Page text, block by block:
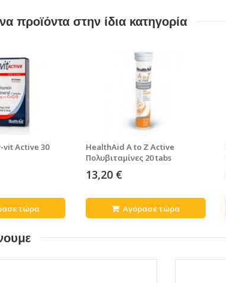
προϊόντα στην ίδια κατηγορία
vit Active 30
τώρα
HealthAid A to Z Active
Πολυβιταμίνες 20 tabs
13,20 €
Αγόρασε τώρα